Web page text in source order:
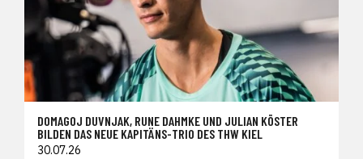
DOMAGOJ DUVNJAK, RUNE DAHMKE UND JULIAN KÖSTER
BILDEN DAS NEUE KAPITÄNS-TRIO DES THW KIEL
30.07.26